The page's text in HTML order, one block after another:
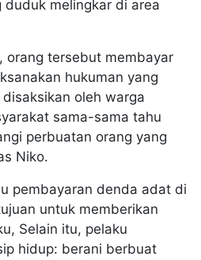
melingkar di area
orang tersebut membayar
hukuman yang
oleh warga
sama-sama tahu
perbuatan orang yang
Niko.
pembayaran denda adat di
untuk memberikan
Selain itu, pelaku
hidup: berani berbuat